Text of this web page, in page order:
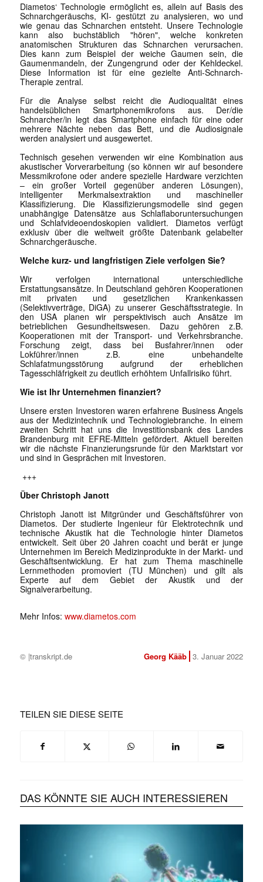
Diametos‘ Technologie ermöglicht es, allein auf Basis des
Schnarchgeräuschs, KI- gestützt zu analysieren, wo und
wie genau das Schnarchen entsteht. Unsere Technologie
kann also buchstäblich "hören", welche konkreten
anatomischen Strukturen das Schnarchen verursachen.
Dies kann zum Beispiel der weiche Gaumen sein, die
Gaumenmandeln, der Zungengrund oder der Kehldeckel.
Diese Information ist für eine gezielte Anti-Schnarch-
Therapie zentral.
Für die Analyse selbst reicht die Audioqualität eines
handelsüblichen Smartphonemikrofons aus. Der/die
Schnarcher/in legt das Smartphone einfach für eine oder
mehrere Nächte neben das Bett, und die Audiosignale
werden analysiert und ausgewertet.
Technisch gesehen verwenden wir eine Kombination aus
akustischer Vorverarbeitung (so können wir auf besondere
Messmikrofone oder andere spezielle Hardware verzichten
– ein großer Vorteil gegenüber anderen Lösungen),
intelligenter Merkmalsextraktion und maschineller
Klassifizierung. Die Klassifizierungsmodelle sind gegen
unabhängige Datensätze aus Schlaflaboruntersuchungen
und Schlafvideoendoskopien validiert. Diametos verfügt
exklusiv über die weltweit größte Datenbank gelabelter
Schnarchgeräusche.
Welche kurz- und langfristigen Ziele verfolgen Sie?
Wir verfolgen international unterschiedliche
Erstattungsansätze. In Deutschland gehören Kooperationen
mit privaten und gesetzlichen Krankenkassen
(Selektivverträge, DiGA) zu unserer Geschäftsstrategie. In
den USA planen wir perspektivisch auch Ansätze im
betrieblichen Gesundheitswesen. Dazu gehören z.B.
Kooperationen mit der Transport- und Verkehrsbranche.
Forschung zeigt, dass bei Busfahrer/innen oder
Lokführer/innen z.B. eine unbehandelte
Schlafatmungsstörung aufgrund der erheblichen
Tagesschläfrigkeit zu deutlich erhöhtem Unfallrisiko führt.
Wie ist Ihr Unternehmen finanziert?
Unsere ersten Investoren waren erfahrene Business Angels
aus der Medizintechnik und Technologiebranche. In einem
zweiten Schritt hat uns die Investitionsbank des Landes
Brandenburg mit EFRE-Mitteln gefördert. Aktuell bereiten
wir die nächste Finanzierungsrunde für den Marktstart vor
und sind in Gesprächen mit Investoren.
+++
Über Christoph Janott
Christoph Janott ist Mitgründer und Geschäftsführer von
Diametos. Der studierte Ingenieur für Elektrotechnik und
technische Akustik hat die Technologie hinter Diametos
entwickelt. Seit über 20 Jahren coacht und berät er junge
Unternehmen im Bereich Medizinprodukte in der Markt- und
Geschäftsentwicklung. Er hat zum Thema maschinelle
Lernmethoden promoviert (TU München) und gilt als
Experte auf dem Gebiet der Akustik und der
Signalverarbeitung.
Mehr Infos: www.diametos.com
© |transkript.de Georg Kääb 3. Januar 2022
TEILEN SIE DIESE SEITE
DAS KÖNNTE SIE AUCH INTERESSIEREN